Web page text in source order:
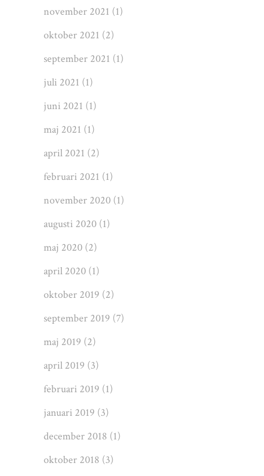
november 2021 (1)
oktober 2021 (2)
september 2021 (1)
juli 2021 (1)
juni 2021 (1)
maj 2021 (1)
april 2021 (2)
februari 2021 (1)
november 2020 (1)
augusti 2020 (1)
maj 2020 (2)
april 2020 (1)
oktober 2019 (2)
september 2019 (7)
maj 2019 (2)
april 2019 (3)
februari 2019 (1)
januari 2019 (3)
december 2018 (1)
oktober 2018 (3)